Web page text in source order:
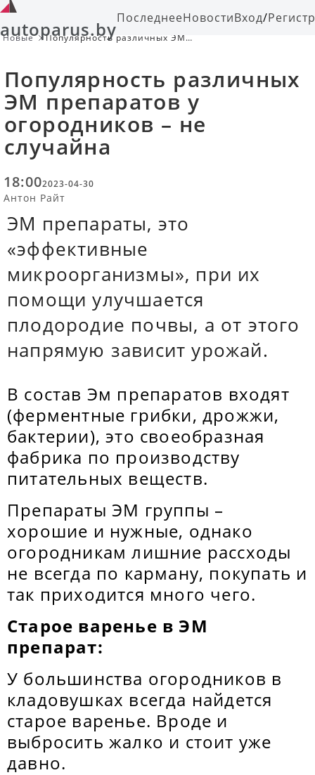
autoparus.byПоследнееНовостиВход/
Новые
Популярность различных ЭМ
Популярность различных
ЭМ препаратов у
огородников – не
случайна
18:002023-04-30
Антон Райт
ЭМ препараты, это
«эффективные
микроорганизмы», при их
помощи улучшается
плодородие почвы, а от этого
напрямую зависит урожай.
В состав Эм препаратов входят
(ферментные грибки, дрожжи,
бактерии), это своеобразная
фабрика по производству
питательных веществ.
Препараты ЭМ группы –
хорошие и нужные, однако
огородникам лишние рассходы
не всегда по карману, покупать и
так приходится много чего.
Старое варенье в ЭМ
препарат:
У большинства огородников в
кладовушках всегда найдется
старое варенье. Вроде и
выбросить жалко и стоит уже
давно.